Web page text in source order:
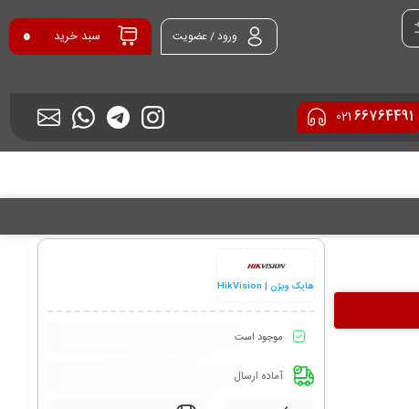
ورود / عضویت سبد خرید 0
66764491
021
هایک ویژن | HikVision
موجود است
آماده ارسال